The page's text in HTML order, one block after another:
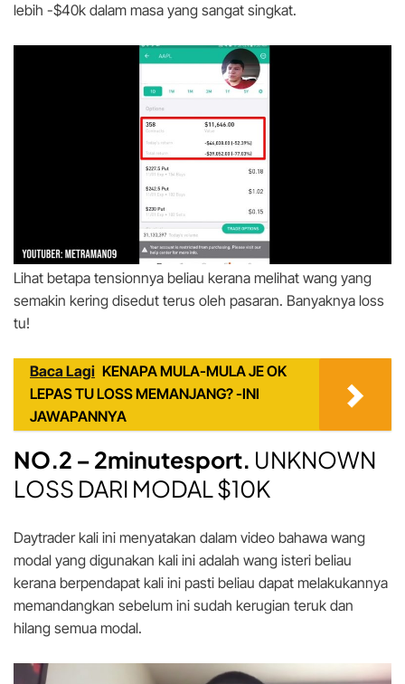
lebih -$40k dalam masa yang sangat singkat.
Lihat betapa tensionnya beliau kerana melihat wang yang
semakin kering disedut terus oleh pasaran. Banyaknya loss
tu!
Baca Lagi KENAPA MULA-MULA JE OK
LEPAS TU LOSS MEMANJANG? -INI
JAWAPANNYA
NO.2 – 2minutesport. UNKNOWN
LOSS DARI MODAL $10K
Daytrader kali ini menyatakan dalam video bahawa wang
modal yang digunakan kali ini adalah wang isteri beliau
kerana berpendapat kali ini pasti beliau dapat melakukannya
memandangkan sebelum ini sudah kerugian teruk dan
hilang semua modal.